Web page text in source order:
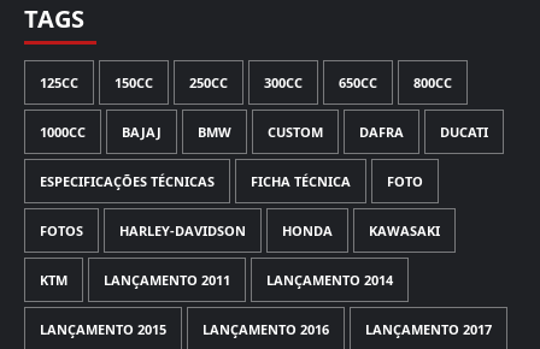
TAGS
125CC 150CC 250CC 300CC 650CC 800CC
1000CC BAJAJ BMW CUSTOM DAFRA DUCATI
ESPECIFICAÇÕES TÉCNICAS FICHA TÉCNICA FOTO
FOTOS HARLEY-DAVIDSON HONDA KAWASAKI
KTM LANÇAMENTO 2011 LANÇAMENTO 2014
LANÇAMENTO 2015 LANÇAMENTO 2016 LANÇAMENTO 2017